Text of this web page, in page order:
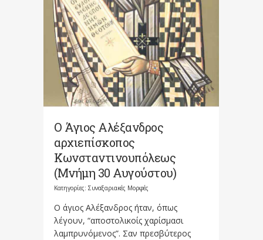
Ο Άγιος Αλέξανδρος
αρχιεπίσκοπος
Κωνσταντινουπόλεως
(Μνήμη 30 Αυγούστου)
Κατηγορίες: Συναξαριακές Μορφές
Ο άγιος Αλέξανδρος ήταν, όπως
λέγουν, “αποστολικοίς χαρίσμασι
λαμπρυνόμενος”. Σαν πρεσβύτερος